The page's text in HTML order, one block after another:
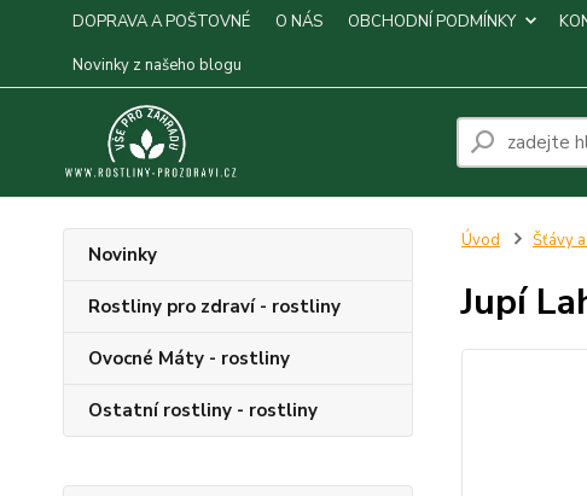
DOPRAVA A POŠTOVNÉ O NÁS OBCHODNÍ PODMÍNKY
Novinky z našeho blogu
Novinky
Rostliny pro zdraví - rostliny
Ovocné Máty - rostliny
Ostatní rostliny - rostliny
Úvod Šťávy
Jupí